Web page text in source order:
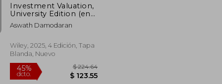
Investment Valuation,
University Edition (en
Inglés)
Aswath Damodaran
Wiley, 2025, 4 Edición, Tapa
Blanda, Nuevo